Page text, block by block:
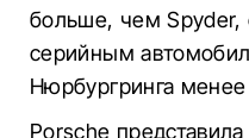
больше, чем Spyder,
серийным
Нюрбургринга
Porsche